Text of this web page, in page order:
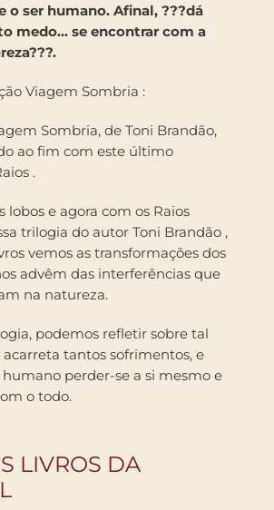
o ser humano. Afinal, ???dá
medo… se encontrar com a
Viagem Sombria :
Sombria, de Toni Brandão,
ao fim com este último
.
lobos e agora com os Raios
trilogia do autor Toni Brandão ,
vemos as transformações dos
advêm das interferências que
na natureza.
podemos refletir sobre tal
tantos sofrimentos, e
humano perder-se a si mesmo e
o todo.
LIVROS DA